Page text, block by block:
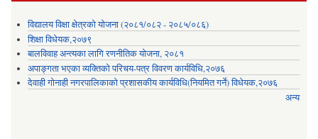
विद्यालय विक्षा क्षेत्रको योजना (२०८१/०८२ - २०८५/०८६)
शिक्षा विधेयक,२०७९
बालविवाह अन्त्यका लागि रणनीतिक योजना, २०८१
अपाङ्गता भएका व्यक्तिको परिचय-पत्र विवरण कार्यविधि,२०७६
देवाही गोनाही नगरपालिकाको प्रशासकीय कार्यविधि(नियमित गर्ने) विधेयक,२०७६
अन्य